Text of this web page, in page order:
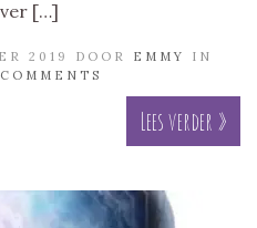
[…]
2019 DOOR EMMY
IN
Lees verder »